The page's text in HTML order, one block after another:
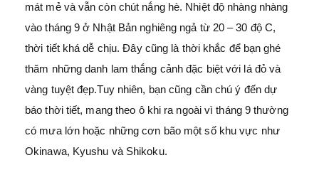
mát mẻ và vẫn còn chút nắng hè. Nhiệt độ nhàng nhàng
vào tháng 9 ở Nhật Bản nghiêng ngả từ 20 – 30 độ C,
thời tiết khá dễ chịu. Đây cũng là thời khắc để bạn ghé
thăm những danh lam thắng cảnh đặc biệt với lá đỏ và
vàng tuyệt đẹp.Tuy nhiên, bạn cũng cần chú ý đến dự
báo thời tiết, mang theo ô khi ra ngoài vì tháng 9 thường
có mưa lớn hoặc những cơn bão một số khu vực như
Okinawa, Kyushu và Shikoku.